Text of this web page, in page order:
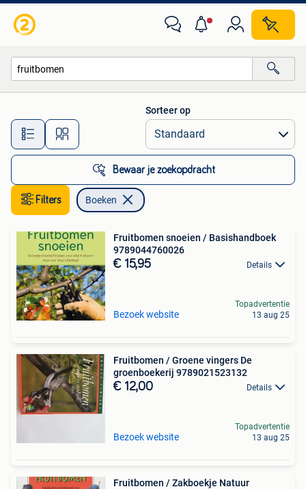
Alle afstanden…
Sorteer op
Bewaar je zoekopdracht
Filters Boeken
Fruitbomen snoeien / Basishandboek
9789044760026
€ 15,95 Details
Bezoek website
Topadvertentie
13 aug 25
Fruitbomen / Groene vingers De
groenboekerij 9789021523132
€ 12,00 Details
Bezoek website
Topadvertentie
13 aug 25
Fruitbomen / Zakboekje Natuur